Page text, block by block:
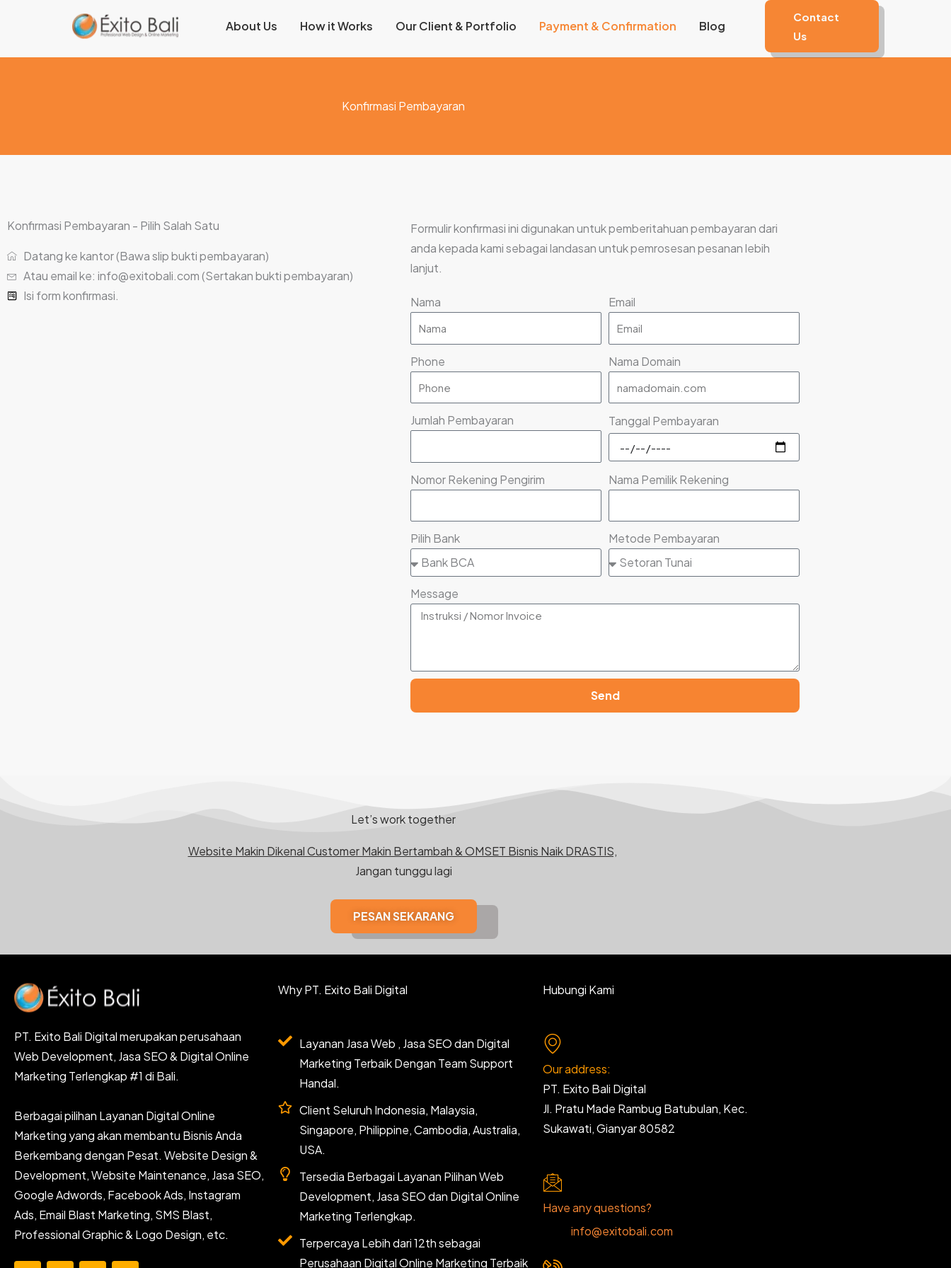
About Us How it Works Our Client & Portfolio Payment & Confirmation Blog
Contact
Us
Konfirmasi Pembayaran
Konfirmasi Pembayaran - Pilih Salah Satu
Datang ke kantor (Bawa slip bukti pembayaran)
Atau email ke: info@exitobali.com (Sertakan bukti pembayaran)
Isi form konfirmasi.
Formulir konfirmasi ini digunakan untuk pemberitahuan pembayaran dari
anda kepada kami sebagai landasan untuk pemrosesan pesanan lebih
lanjut.
Nama Email
Phone Nama Domain
Jumlah Pembayaran Tanggal Pembayaran
Nomor Rekening Pengirim Nama Pemilik Rekening
Pilih Bank Metode Pembayaran
Message
Send
Let’s work together
Website Makin Dikenal Customer Makin Bertambah & OMSET Bisnis Naik DRASTIS,
Jangan tunggu lagi
PESAN SEKARANG
PT. Exito Bali Digital merupakan perusahaan
Web Development, Jasa SEO & Digital Online
Marketing Terlengkap #1 di Bali.
Berbagai pilihan Layanan Digital Online
Marketing yang akan membantu Bisnis Anda
Berkembang dengan Pesat. Website Design &
Development, Website Maintenance, Jasa SEO,
Google Adwords, Facebook Ads, Instagram
Ads, Email Blast Marketing, SMS Blast,
Professional Graphic & Logo Design, etc.
Why PT. Exito Bali Digital
Layanan Jasa Web , Jasa SEO dan Digital
Marketing Terbaik Dengan Team Support
Handal.
Client Seluruh Indonesia, Malaysia,
Singapore, Philippine, Cambodia, Australia,
USA.
Tersedia Berbagai Layanan Pilihan Web
Development, Jasa SEO dan Digital Online
Marketing Terlengkap.
Terpercaya Lebih dari 12th sebagai
Perusahaan Digital Online Marketing Terbaik
Hubungi Kami
Our address:
PT. Exito Bali Digital
Jl. Pratu Made Rambug Batubulan, Kec.
Sukawati, Gianyar 80582
Have any questions?
info@exitobali.com